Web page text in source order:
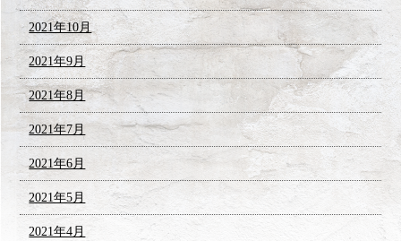
2021年10月
2021年9月
2021年8月
2021年7月
2021年6月
2021年5月
2021年4月